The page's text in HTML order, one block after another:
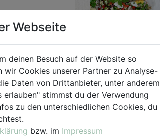
fein
dünsten.
geben
auf
Hälfte
Senf, Salz
Webseite
deinen Besuch auf der Website so
Cookies unserer Partner zu Analyse-
Daten von Drittanbieter, unter anderem
stimmst du der Verwendung
zu den unterschiedlichen Cookies, du
bzw. im Impressum